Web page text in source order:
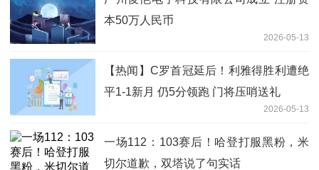
本50万人民币
2026-05-13
【热闻】C罗首冠延后！利雅得胜利遭绝
平1-1新月 仍5分领跑 门将压哨送礼
2026-05-13
一场112：103赛后！哈登打服黑粉，米
切尔道歉，双塔说了句实话